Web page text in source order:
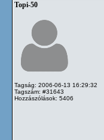
Topi-50
Tagság: 2006-06-13 16:29:32
Tagszám: #31643
Hozzászólások: 5406